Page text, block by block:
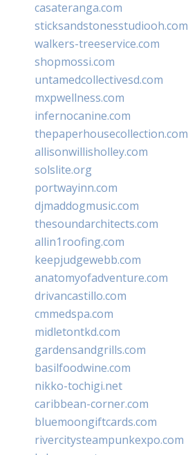
casateranga.com
sticksandstonesstudiooh.com
walkers-treeservice.com
shopmossi.com
untamedcollectivesd.com
mxpwellness.com
infernocanine.com
thepaperhousecollection.com
allisonwillisholley.com
solslite.org
portwayinn.com
djmaddogmusic.com
thesoundarchitects.com
allin1roofing.com
keepjudgewebb.com
anatomyofadventure.com
drivancastillo.com
cmmedspa.com
midletontkd.com
gardensandgrills.com
basilfoodwine.com
nikko-tochigi.net
caribbean-corner.com
bluemoongiftcards.com
rivercitysteampunkexpo.com